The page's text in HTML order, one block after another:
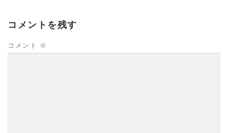
コメントを残す
コメント ※